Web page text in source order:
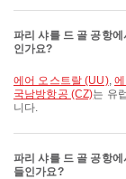
파리 샤를 드 골 공항
인가요?
에어 오스트랄 (UU),
국남방항공 (CZ)는 유
니다.
파리 샤를 드 골 공항
들인가요?